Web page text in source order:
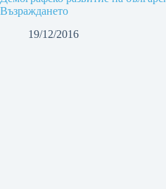
Възраждането
19/12/2016